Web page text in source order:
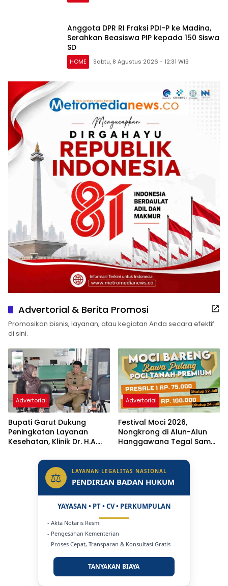
Anggota DPR RI Fraksi PDI-P ke Madina,
Serahkan Beasiswa PIP kepada 150 Siswa
SD
HOME Sabtu, 8 Agustus 2026 - 12:31 WIB
Advertorial & Berita Promosi
Promosikan bisnis, layanan, atau kegiatan Anda secara efektif
di sini.
Advertorial
Bupati Garut Dukung
Peningkatan Layanan
Kesehatan, Klinik Dr. H.A.
Status Jadi Rumah Sakit
Advertorial
Festival Moci 2026,
Nongkrong di Alun-Alun
Hanggawana Tegal Sambil
⚖ LAYANAN LEGALITAS NASIONAL
PENDIRIAN BADAN HUKUM
YAYASAN • PT • CV • PERKUMPULAN
- Akta Notaris Resmi
- Pengesahan Kementerian
- Proses Cepat, Transparan & Konsultasi Gratis
TANYAKAN BIAYA